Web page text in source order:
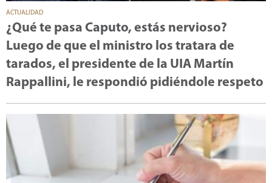
ACTUALIDAD
¿Qué te pasa Caputo, estás nervioso?
Luego de que el ministro los tratara de
tarados, el presidente de la UIA Martín
Rappallini, le respondió pidiéndole respeto